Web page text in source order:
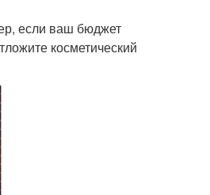
если ваш бюджет
косметический